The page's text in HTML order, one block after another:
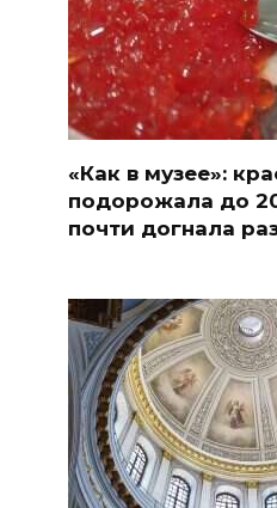
«Как в музее»:
подорожала до
почти догнала